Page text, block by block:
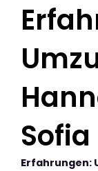
Sofia
Erfahrungen: